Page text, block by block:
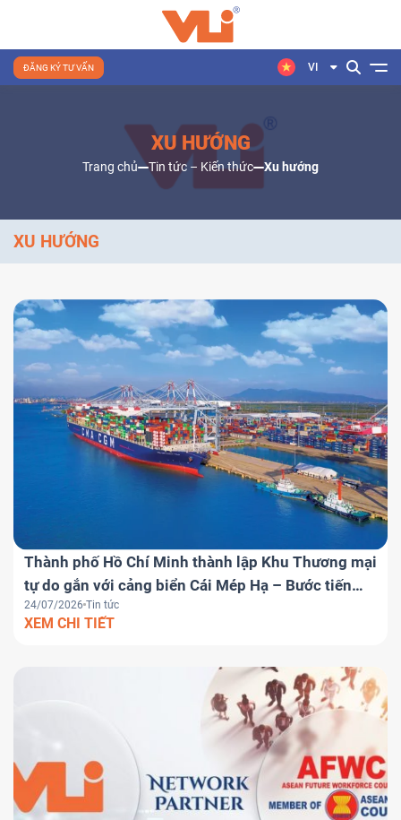
ĐĂNG KÝ TƯ VẤN VI
XU HƯỚNG
Trang chủ Tin tức – Kiến thức Xu hướng
XU HƯỚNG
Thành phố Hồ Chí Minh thành lập Khu Thương mại
tự do gắn với cảng biển Cái Mép Hạ – Bước tiến
chiến lược đưa Việt Nam trở thành trung tâm
logistics khu vực
24/07/2026 Tin tức
XEM CHI TIẾT